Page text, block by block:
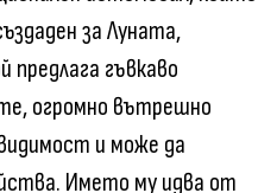
за Луната,
гъвкаво
огромно вътрешно
и може да
Името му идва от